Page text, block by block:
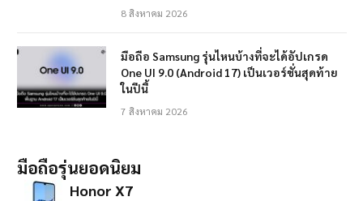
8 สิงหาคม 2026
มือถือ Samsung รุ่นไหนบ้างที่จะได้อัปเกรด
One UI 9.0 (Android 17) เป็นเวอร์ชั่นสุดท้าย
ในปีนี้
7 สิงหาคม 2026
มือถือรุ่นยอดนิยม
Honor X7